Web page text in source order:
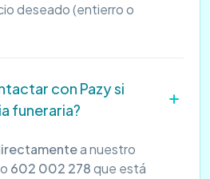
deseado (entierro o
con Pazy si
funeraria?
a nuestro
602 002 278que está